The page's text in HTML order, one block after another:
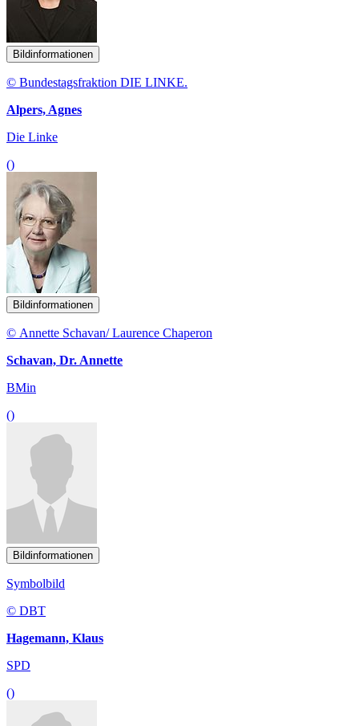
Bildinformationen
© Bundestagsfraktion DIE LINKE.
Alpers, Agnes
Die Linke
()
Bildinformationen
© Annette Schavan/ Laurence Chaperon
Schavan, Dr. Annette
BMin
()
Bildinformationen
Symbolbild
© DBT
Hagemann, Klaus
SPD
()